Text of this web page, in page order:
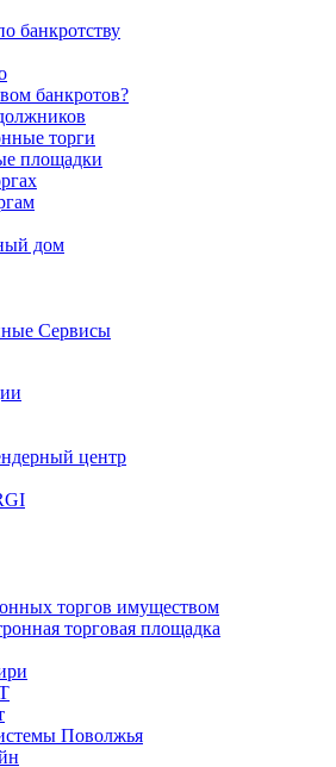
банкротству
банкротов?
торги
площадки
дом
Сервисы
центр
торгов имуществом
торговая площадка
Поволжья